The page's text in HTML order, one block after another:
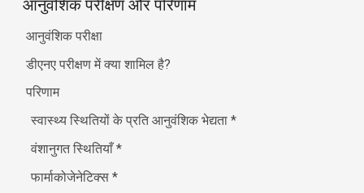
आनुवंशिक परीक्षण और परिणाम
आनुवंशिक परीक्षा
डीएनए परीक्षण में क्या शामिल है?
परिणाम
स्वास्थ्य स्थितियों के प्रति आनुवंशिक भेद्यता*
वंशानुगत स्थितियाँ*
फार्माकोजेनेटिक्स*